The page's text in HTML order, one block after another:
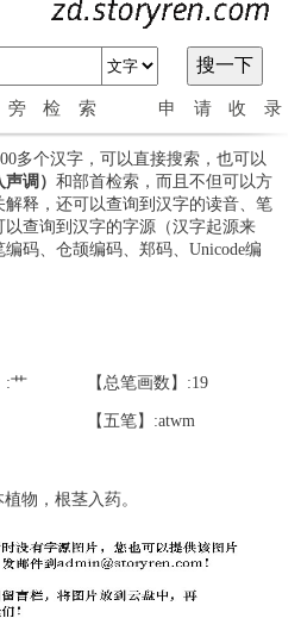
旁检索 申请收录
多个汉字，可以直接搜索，也可以
调） 和部首检索，而且不但可以方
释，还可以查询到汉字的读音、笔
查询到汉字的字源（汉字起源来
码、仓颉编码、郑码、Unicode编
:艹 【总笔画数】:19
【五笔】:atwm
物，根茎入药。